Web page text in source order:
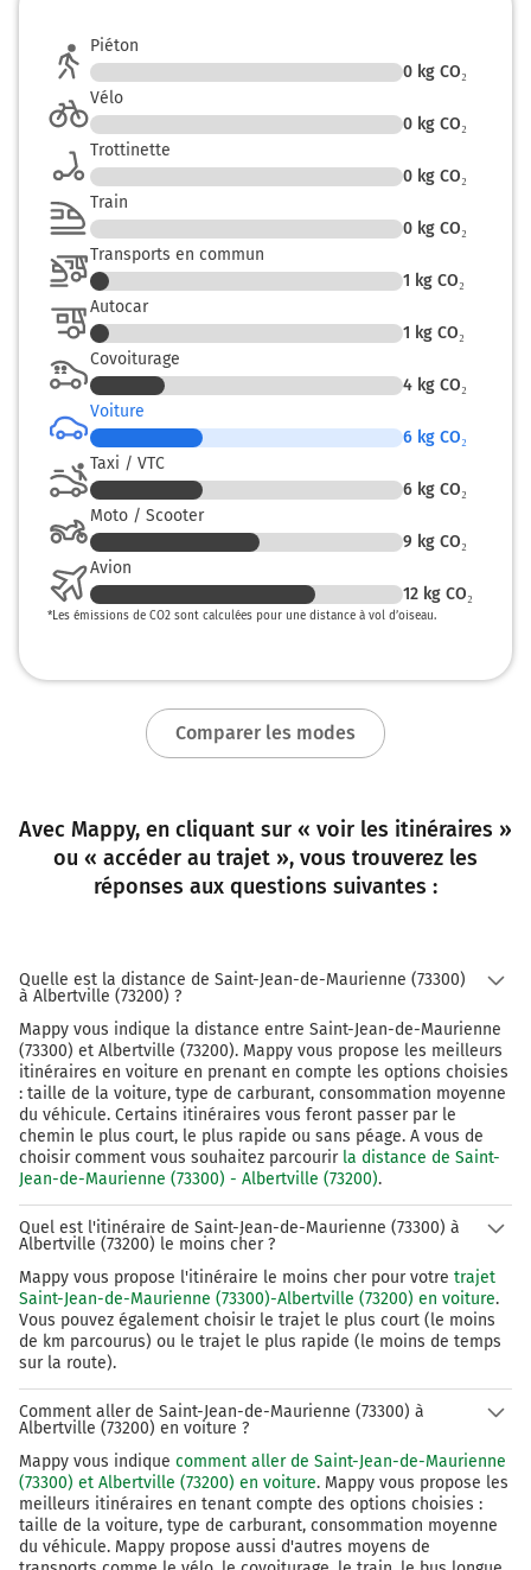
Piéton
0 kg CO₂
Vélo
0 kg CO₂
Trottinette
0 kg CO₂
Train
0 kg CO₂
Transports en commun
1 kg CO₂
Autocar
1 kg CO₂
Covoiturage
4 kg CO₂
Voiture
6 kg CO₂
Taxi / VTC
6 kg CO₂
Moto / Scooter
9 kg CO₂
Avion
12 kg CO₂
*Les émissions de CO2 sont calculées pour une distance à vol d’oiseau.
Comparer les modes
Avec Mappy, en cliquant sur « voir les itinéraires »
ou « accéder au trajet », vous trouverez les
réponses aux questions suivantes :
Quelle est la distance de Saint-Jean-de-Maurienne (73300)
à Albertville (73200) ?
Mappy vous indique la distance entre Saint-Jean-de-Maurienne
(73300) et Albertville (73200). Mappy vous propose les meilleurs
itinéraires en voiture en prenant en compte les options choisies
: taille de la voiture, type de carburant, consommation moyenne
du véhicule. Certains itinéraires vous feront passer par le
chemin le plus court, le plus rapide ou sans péage. A vous de
choisir comment vous souhaitez parcourir la distance de Saint-
Jean-de-Maurienne (73300) - Albertville (73200).
Quel est l'itinéraire de Saint-Jean-de-Maurienne (73300) à
Albertville (73200) le moins cher ?
Mappy vous propose l'itinéraire le moins cher pour votre trajet
Saint-Jean-de-Maurienne (73300)-Albertville (73200) en voiture.
Vous pouvez également choisir le trajet le plus court (le moins
de km parcourus) ou le trajet le plus rapide (le moins de temps
sur la route).
Comment aller de Saint-Jean-de-Maurienne (73300) à
Albertville (73200) en voiture ?
Mappy vous indique comment aller de Saint-Jean-de-Maurienne
(73300) et Albertville (73200) en voiture. Mappy vous propose les
meilleurs itinéraires en tenant compte des options choisies :
taille de la voiture, type de carburant, consommation moyenne
du véhicule. Mappy propose aussi d'autres moyens de